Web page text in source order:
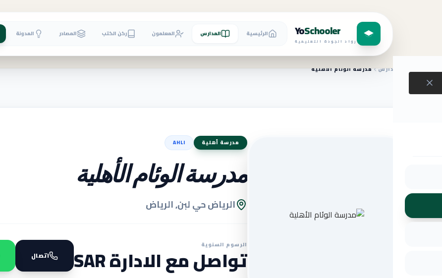
YoSchooler
رواد الجودة التعليمية
الرئيسية المدارس المعلمون ركن الكتب المصادر المدونة
المدارس مدرسة الوئام الأهلية
مدرسة أهلية AHLI
مدرسة الوئام الأهلية
الرياض حي لبن, الرياض
الرسوم السنوية
تواصل مع الادارة SAR اتصال